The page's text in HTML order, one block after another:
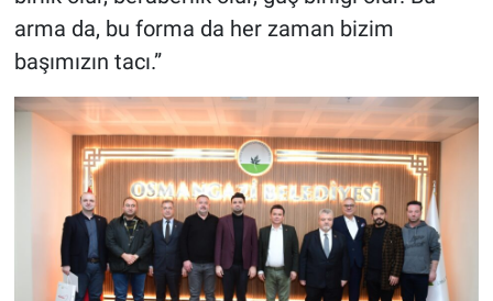
arma da, bu forma da her zaman bizim
başımızın tacı.”